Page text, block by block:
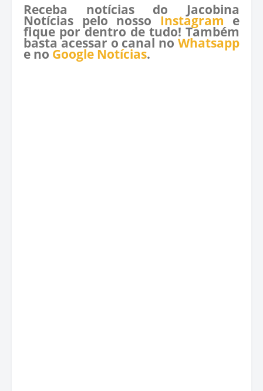
Receba notícias do Jacobina
Notícias pelo nosso Instagram e
fique por dentro de tudo! Também
basta acessar o canal no Whatsapp
e no Google Notícias.